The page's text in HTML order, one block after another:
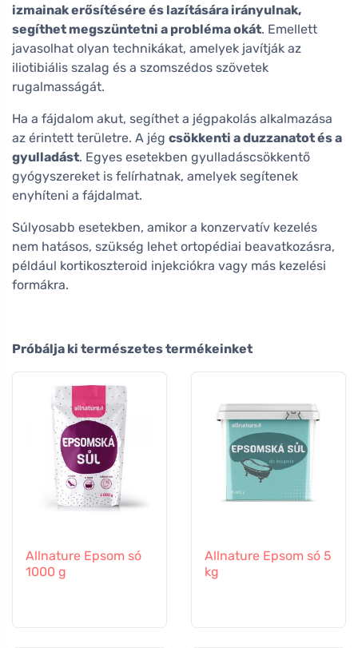
izmainak erősítésére és lazítására irányulnak,
segíthet megszüntetni a probléma okát. Emellett
javasolhat olyan technikákat, amelyek javítják az
iliotibiális szalag és a szomszédos szövetek
rugalmasságát.
Ha a fájdalom akut, segíthet a jégpakolás alkalmazása
az érintett területre. A jég csökkenti a duzzanatot és a
gyulladást. Egyes esetekben gyulladáscsökkentő
gyógyszereket is felírhatnak, amelyek segítenek
enyhíteni a fájdalmat.
Súlyosabb esetekben, amikor a konzervatív kezelés
nem hatásos, szükség lehet ortopédiai beavatkozásra,
például kortikoszteroid injekciókra vagy más kezelési
formákra.
Próbálja ki természetes termékeinket
Allnature Epsom só
1000 g
Allnature Epsom só 5
kg